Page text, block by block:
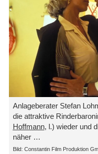
Anlageberater Stefan
die attraktive
Hoffmann, l.) wieder und
näher …
Bild: Constantin Film Produktion